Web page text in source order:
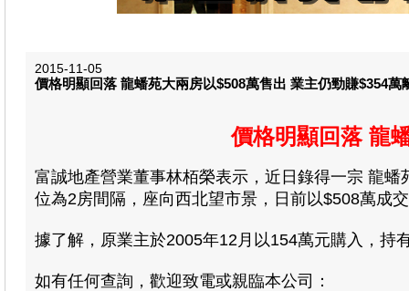
2015-11-05
價格明顯回落 龍蟠苑大兩房以$508萬售出 業主仍勁賺$354萬
價格明顯回落 龍
富誠地產營業董事林栢榮表示 ，近日錄得一宗 龍
位為2房間隔，座向西北望市景，日前以$508萬成
據了解，原業主於2005年12月以154萬元購入，持
如有任何查詢，歡迎致電或親臨本公司：